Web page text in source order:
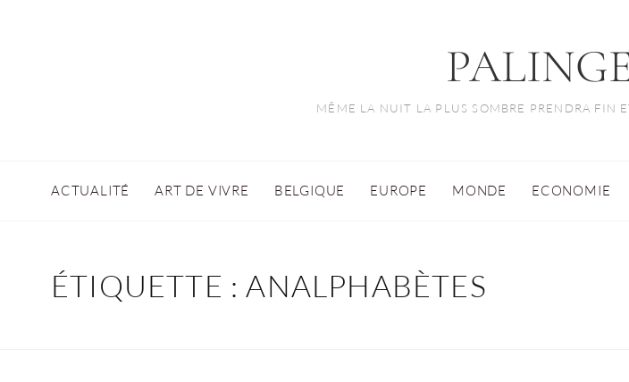
MÊME LA NUIT LA PLUS SOMBRE PRENDRA FIN
ACTUALITÉ ART DE VIVRE BELGIQUE EUROPE MONDE ECONOMIE
ÉTIQUETTE :ANALPHABÈTES